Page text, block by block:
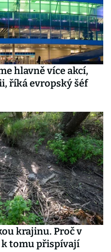
hlavně více akcí,
říká evropský šéf
krajinu. Proč v
k tomu přispívají